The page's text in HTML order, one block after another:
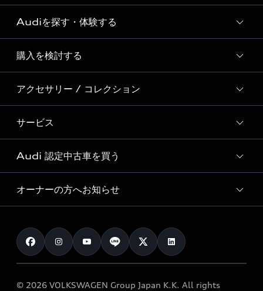
Audi ブランド
Story of Progress
Audi Sport
Formula 1®
デジタルサービス
Audiを探す・体験する
ディーラー検索
新車在庫検索
試乗車・展示車検索
見積り依頼
試乗予約
購入を検討する
モデル一覧
特別仕様モデル / 限定モデル
e-tronラインアップ
価格シミュレーション
車両比較
カタログ一覧
アクセサリー / コレクション
純正アクセサリー
オンラインショップ
Audi collection
アウディナビアプリ
サービス
サービス入庫予約
サービスプログラム
メンテナンス
車検 / 定期点検
e-tronアフターサポート
Audi 認定中古車を買う
Audi認定中古車
クオリティ
保証
メンテナンス
オーナーの方へお知らせ
お知らせ
オーナー様向けキャンペーン
© 2026 VOLKSWAGEN Group Japan K.K. All rights